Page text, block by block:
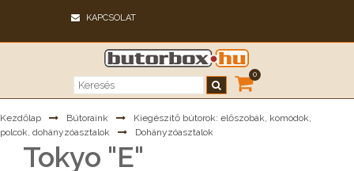
KAPCSOLAT
0
Kezdőlap Bútoraink
Kiegészítő bútorok: előszobák, komódok,
polcok, dohányzóasztalok
Dohányzóasztalok
Tokyo "E"